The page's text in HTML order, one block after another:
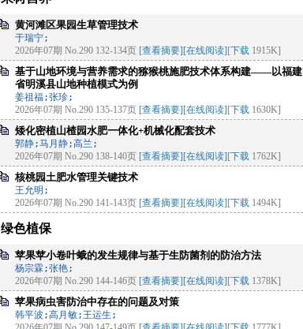
黄河滩区果园生草管理技术
于瑞宁;
2026年07期 No.290 132-134页 [查看摘要][在线阅读] [下载 1915K]
基于山地环境与营养需求的猕猴桃施肥技术体系构建——以福建
省明溪县山地种植模式为例
姜祖福;张珍;
2026年07期 No.290 135-137页 [查看摘要][在线阅读] [下载 1630K]
矮化密植山楂园水肥一体化+机械化配套技术
郭静;马月静;高兰;
2026年07期 No.290 138-140页 [查看摘要][在线阅读] [下载 1762K]
核桃园土肥水管理关键技术
王允明;
2026年07期 No.290 141-143页 [查看摘要][在线阅读] [下载 1494K]
绿色植保
苹果苹小卷叶蛾的发生规律与基于生防菌剂的防治方法
杨宗霖;张艳;
2026年07期 No.290 144-146页 [查看摘要][在线阅读] [下载 1378K]
苹果病虫害防治中存在的问题及对策
韩平波;高月敏;王运生;